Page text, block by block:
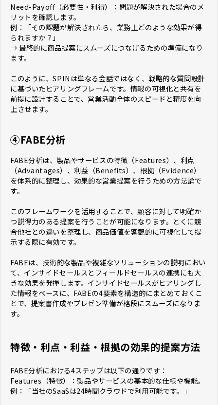
Need-Payoff（必要性・利得）：問題が解決された場合のメ
リットを確認します。
例：「その課題が解決されたら、業務上どのような効果が得
られますか？」
→ 最終的に商品提案にスムーズにつなげるための準備になり
ます。
このように、SPINは単なる会話ではなく、戦略的な質問設計
に基づいたヒアリングフレームです。情報の可視化と共有を
前提に設計することで、営業活動全体のスピードと精度を向
上させます。
④FABE分析
FABE分析は、製品やサービスの特徴（Features）、利点
（Advantages）、利益（Benefits）、根拠（Evidence）
を体系的に整理し、効果的な営業提案を行うための方法論で
す。
このフレームワークを活用することで、顧客に対して明確か
つ説得力のある提案を行うことが可能になります。とくに競
合他社との違いを整理し、商品価値を客観的に可視化して提
示する際に有効です。
FABEは、技術的な製品や複雑なソリューションの説明におい
て、インサイドセールスとフィールドセールスの連携にも大
きな効果を発揮します。インサイドセールスがヒアリングし
た情報をベースに、FABEの4要素を構造的にまとめておくこ
とで、提案書作成やプレゼン準備が格段にスムーズになりま
す。
特徴・利点・利益・根拠の効果的提案方法
FABE分析における4ステップは以下の通りです：
Features（特徴）：製品やサービスの基本的な仕様や機能。
例：「当社のSaaSは24時間クラウドで利用可能です。」